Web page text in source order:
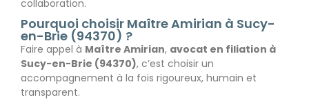
collaboration.
Pourquoi choisir Maître Amirian à Sucy-
en-Brie (94370) ?
Faire appel à Maître Amirian, avocat en filiation à
Sucy-en-Brie (94370), c’est choisir un
accompagnement à la fois rigoureux, humain et
transparent.